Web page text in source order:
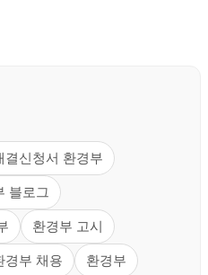
결신청서 환경부
블로그
환경부 고시
경부 채용 환경부